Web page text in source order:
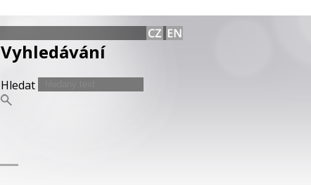
Vyhledávání
Hledat